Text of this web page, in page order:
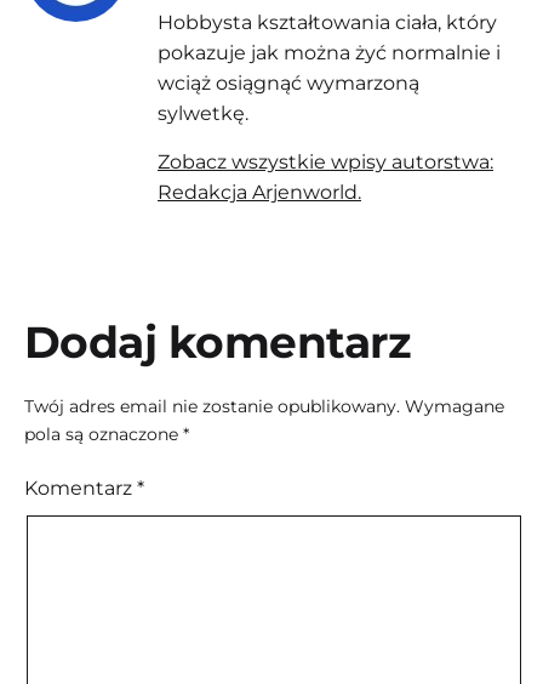
Hobbysta kształtowania ciała, który
pokazuje jak można żyć normalnie i
wciąż osiągnąć wymarzoną
sylwetkę.
Zobacz wszystkie wpisy autorstwa:
Redakcja Arjenworld.
Dodaj komentarz
Twój adres email nie zostanie opublikowany. Wymagane
pola są oznaczone *
Komentarz *